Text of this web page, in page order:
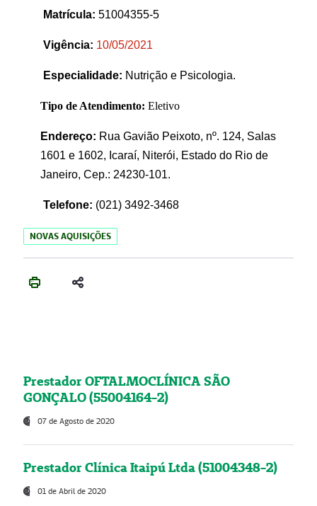
Matrícula: 51004355-5
Vigência: 10/05/2021
Especialidade: Nutrição e Psicologia.
Tipo de Atendimento: Eletivo
Endereço: Rua Gavião Peixoto, nº. 124, Salas
1601 e 1602, Icaraí, Niterói, Estado do Rio de
Janeiro, Cep.: 24230-101.
Telefone: (021) 3492-3468
NOVAS AQUISIÇÕES
Prestador OFTALMOCLÍNICA SÃO
GONÇALO (55004164-2)
07 de Agosto de 2020
Prestador Clínica Itaipú Ltda (51004348-2)
01 de Abril de 2020